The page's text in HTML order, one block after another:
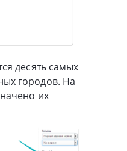
десять самых
городов. На
их